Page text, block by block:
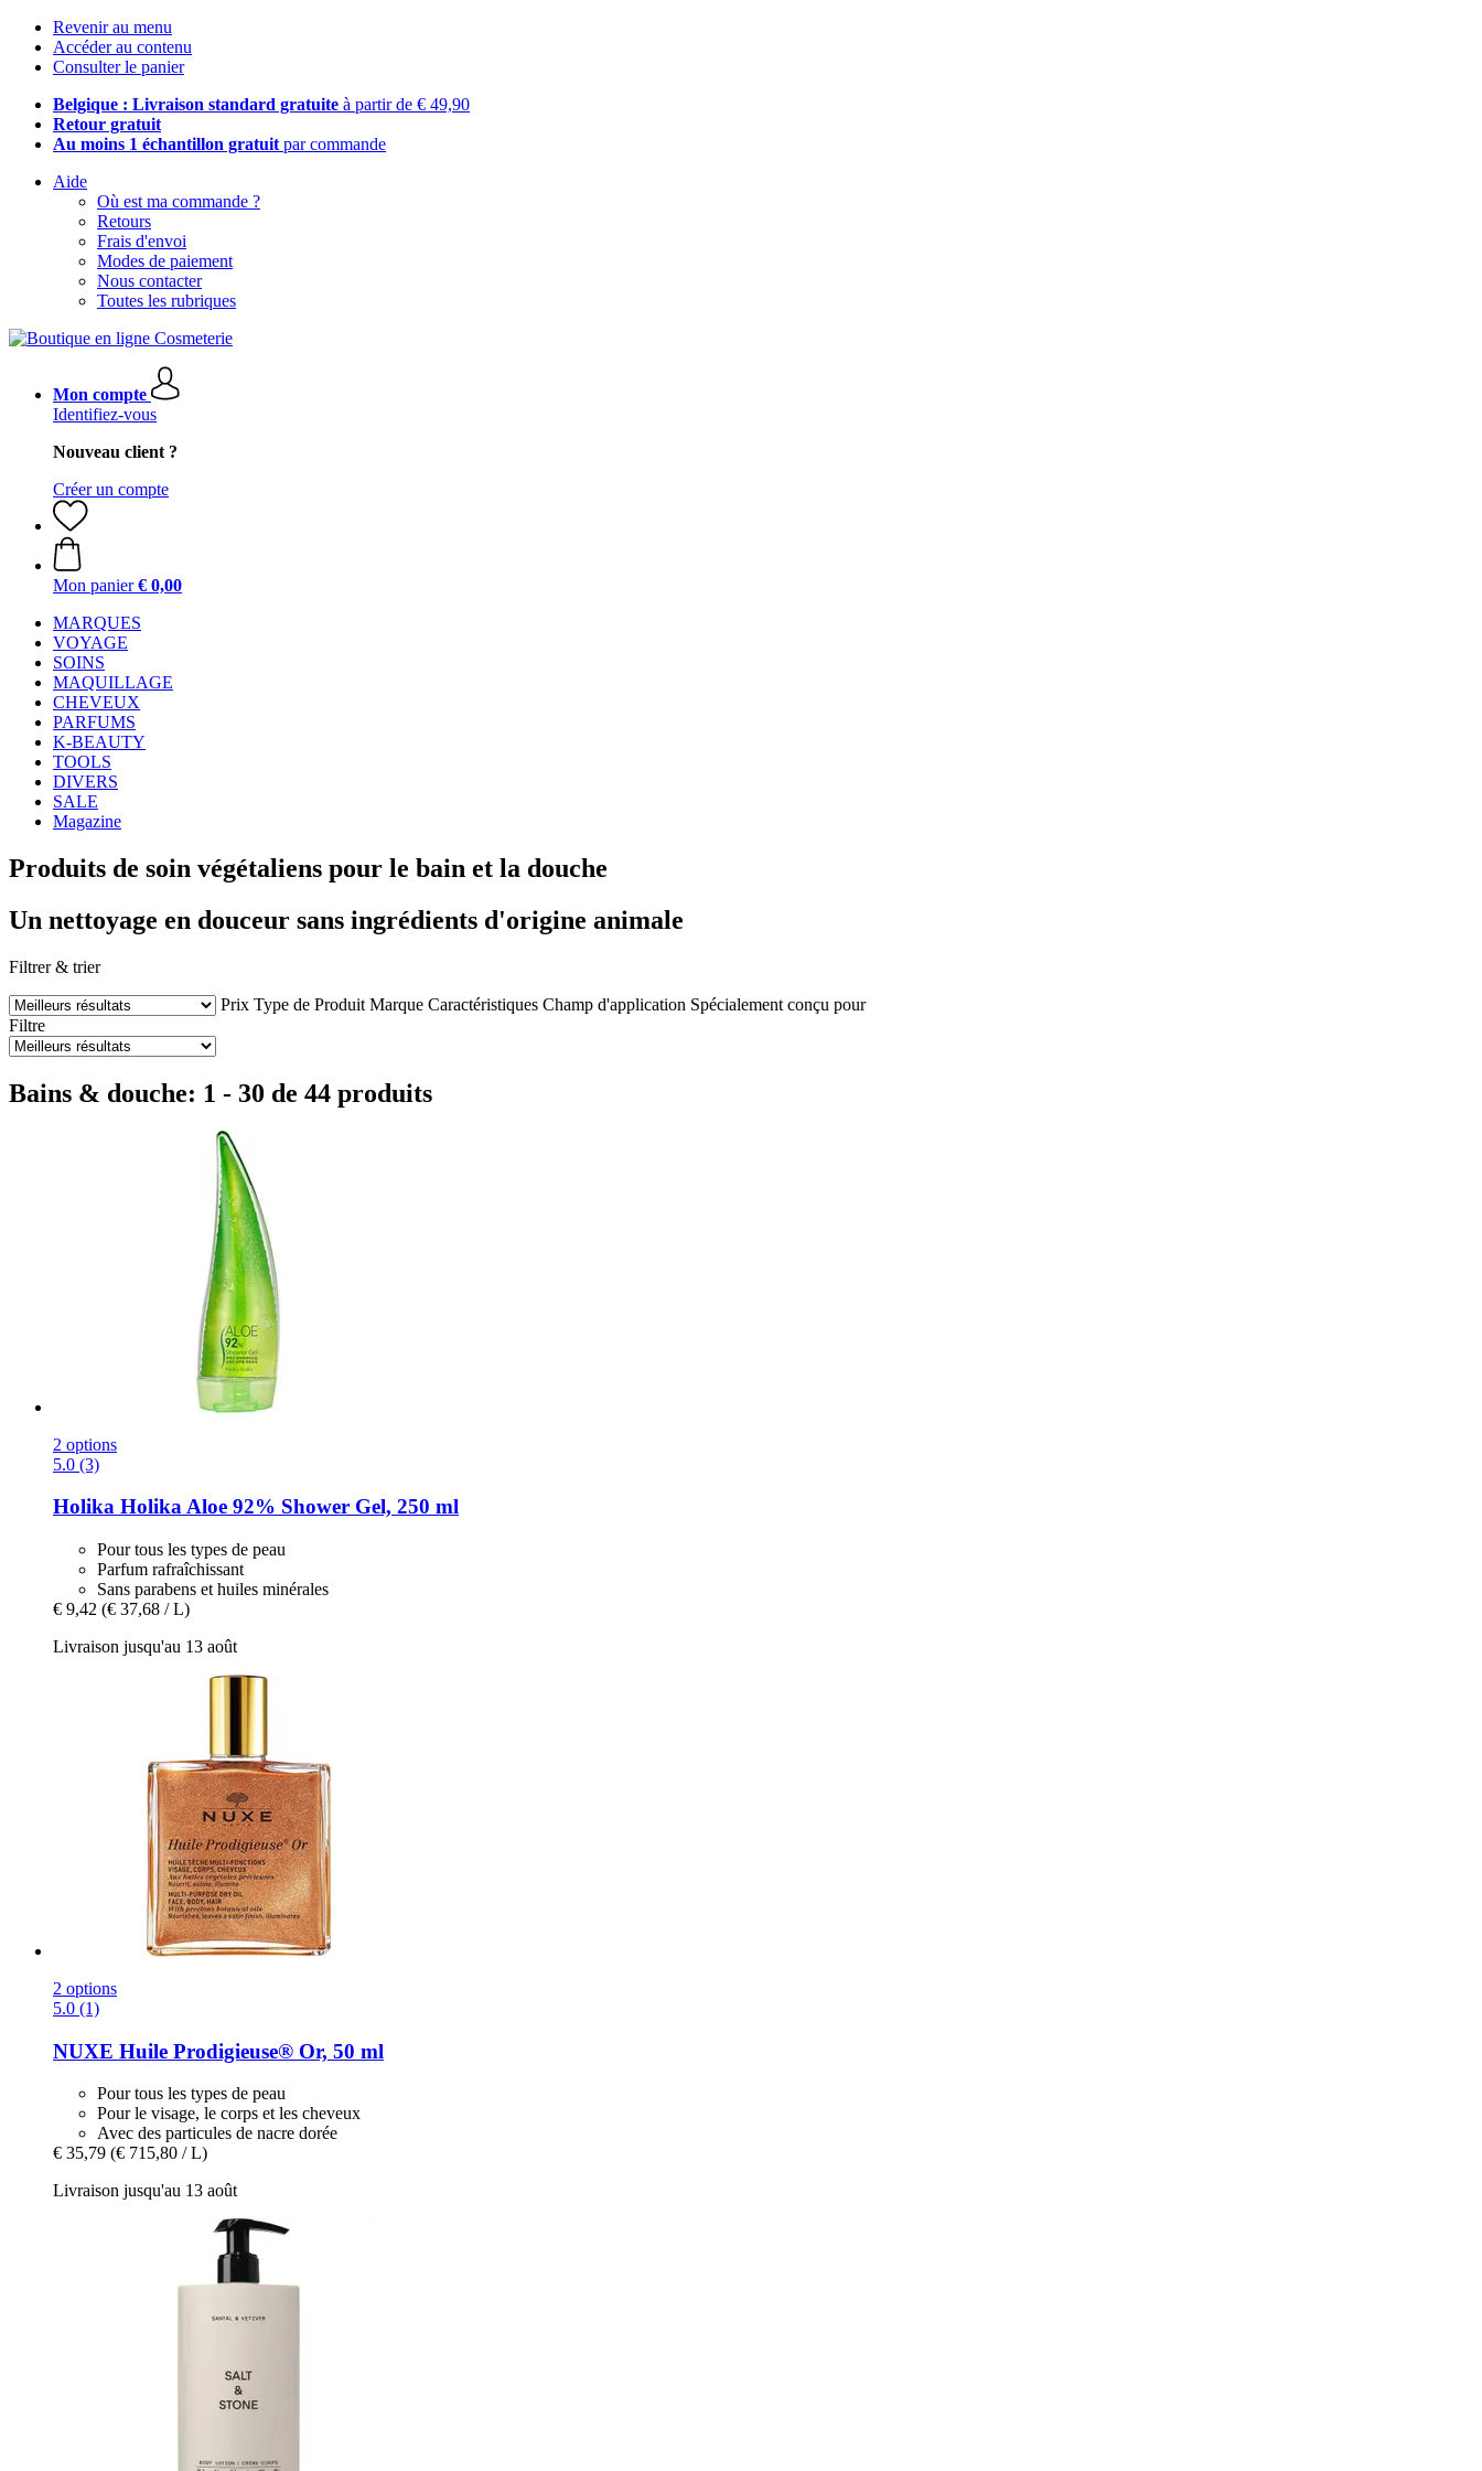
Revenir au menu
Accéder au contenu
Consulter le panier
Belgique : Livraison standard gratuite à partir de € 49,90
Retour gratuit
Au moins 1 échantillon gratuit par commande
Aide
Où est ma commande ?
Retours
Frais d'envoi
Modes de paiement
Nous contacter
Toutes les rubriques
Mon compte
Identifiez-vous
Nouveau client ?
Créer un compte
Mon panier € 0,00
MARQUES
VOYAGE
SOINS
MAQUILLAGE
CHEVEUX
PARFUMS
K-BEAUTY
TOOLS
DIVERS
SALE
Magazine
Produits de soin végétaliens pour le bain et la douche
Un nettoyage en douceur sans ingrédients d'origine animale
Filtrer & trier
Prix Type de Produit Marque Caractéristiques Champ d'application Spécialement conçu pour
Filtre
Bains & douche: 1 - 30 de 44 produits
2 options
5.0 (3)
Holika HolikaAloe 92% Shower Gel, 250 ml
Pour tous les types de peau
Parfum rafraîchissant
Sans parabens et huiles minérales
€ 9,42 (€ 37,68 / L)
Livraison jusqu'au 13 août
2 options
5.0 (1)
NUXE Huile Prodigieuse® Or, 50 ml
Pour tous les types de peau
Pour le visage, le corps et les cheveux
Avec des particules de nacre dorée
€ 35,79 (€ 715,80 / L)
Livraison jusqu'au 13 août